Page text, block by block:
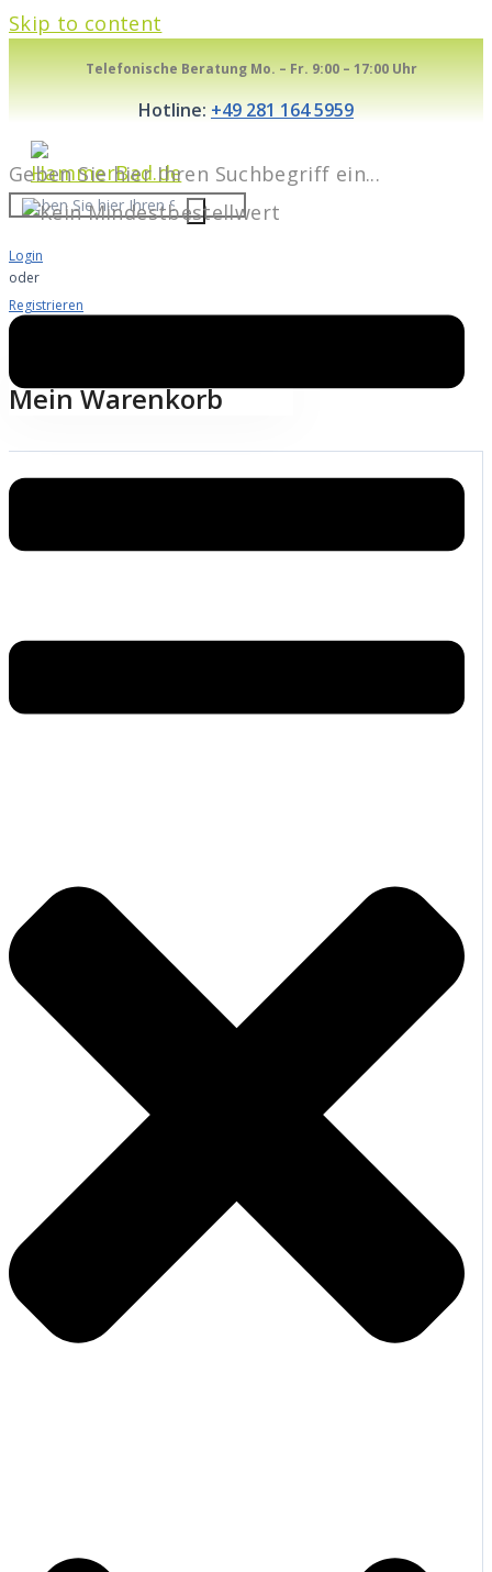
Skip to content
Telefonische Beratung Mo. – Fr. 9:00 – 17:00 Uhr
Hotline:+49 281 164 5959
Geben Sie hier Ihren Suchbegriff ein...
Login
oder
Registrieren
Warenkorb
Mein Warenkorb